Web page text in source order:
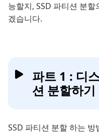
능할지, SSD 파티션 분
겠습니다.
파트 1 : 디
션 분할하기
SSD 파티션 분할 하는